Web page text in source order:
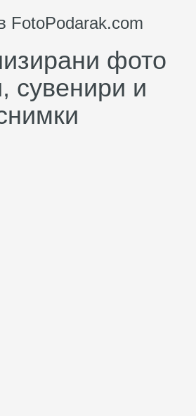
FotoPodarak.com
фото
сувенири и